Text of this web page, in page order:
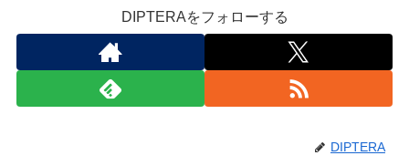
DIPTERAをフォローする
DIPTERA